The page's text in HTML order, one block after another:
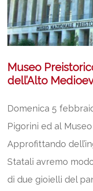
Museo
dell’Alto
Domenica 5
Pigorini ed al
Approfittando
Statali avremo
di due gioielli del